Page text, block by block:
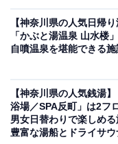
今井湯は、すべての
激が少ない軟水を使
は、ミクロの泡で
乾式サウナ、ボディ
を完備。毎日朝7時
【神奈川県の人気日帰り
「かぶと湯温泉 山水楼
自噴温泉を堪能できる施
【神奈川県の人気銭湯
浴場／SPA反町」は2フ
男女日替わりで楽しめる
豊富な湯船とドライサウ